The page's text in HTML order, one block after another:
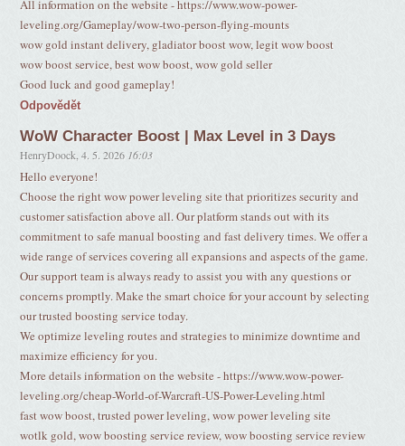
All information on the website - https://www.wow-power-
leveling.org/Gameplay/wow-two-person-flying-mounts
wow gold instant delivery, gladiator boost wow, legit wow boost
wow boost service, best wow boost, wow gold seller
Good luck and good gameplay!
Odpovědět
WoW Character Boost | Max Level in 3 Days
HenryDoock ,4. 5. 2026 16:03
Hello everyone!
Choose the right wow power leveling site that prioritizes security and
customer satisfaction above all. Our platform stands out with its
commitment to safe manual boosting and fast delivery times. We offer a
wide range of services covering all expansions and aspects of the game.
Our support team is always ready to assist you with any questions or
concerns promptly. Make the smart choice for your account by selecting
our trusted boosting service today.
We optimize leveling routes and strategies to minimize downtime and
maximize efficiency for you.
More details information on the website - https://www.wow-power-
leveling.org/cheap-World-of-Warcraft-US-Power-Leveling.html
fast wow boost, trusted power leveling, wow power leveling site
wotlk gold, wow boosting service review, wow boosting service review